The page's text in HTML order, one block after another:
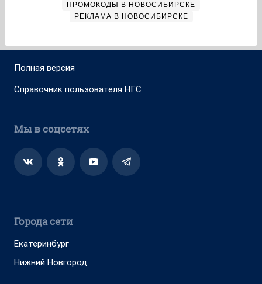
ПРОМОКОДЫ В НОВОСИБИРСКЕ
РЕКЛАМА В НОВОСИБИРСКЕ
Полная версия
Справочник пользователя НГС
Мы в соцсетях
Города сети
Екатеринбург
Нижний Новгород